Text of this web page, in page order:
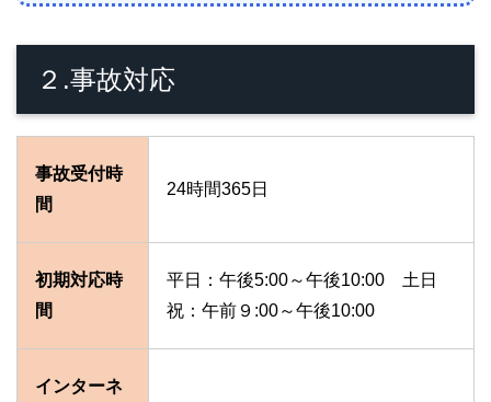
２.事故対応
事故受付時
間
24時間365日
初期対応時
間
平日：午後5:00～午後10:00 土日
祝：午前９:00～午後10:00
インターネ